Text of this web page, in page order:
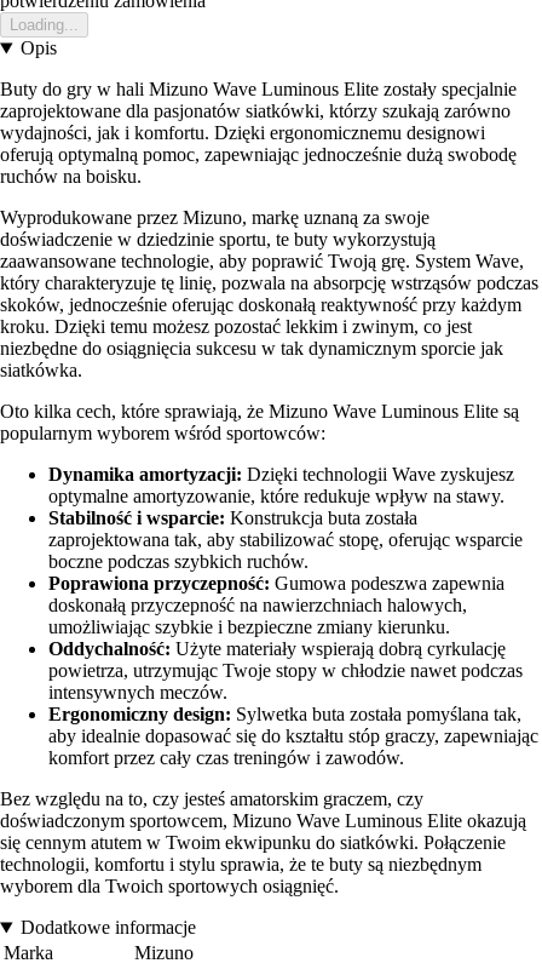
Loading...
Opis
Buty do gry w hali Mizuno Wave Luminous Elite zostały specjalnie
zaprojektowane dla pasjonatów siatkówki, którzy szukają zarówno
wydajności, jak i komfortu. Dzięki ergonomicznemu designowi
oferują optymalną pomoc, zapewniając jednocześnie dużą swobodę
ruchów na boisku.
Wyprodukowane przez Mizuno, markę uznaną za swoje
doświadczenie w dziedzinie sportu, te buty wykorzystują
zaawansowane technologie, aby poprawić Twoją grę. System Wave,
który charakteryzuje tę linię, pozwala na absorpcję wstrząsów podczas
skoków, jednocześnie oferując doskonałą reaktywność przy każdym
kroku. Dzięki temu możesz pozostać lekkim i zwinym, co jest
niezbędne do osiągnięcia sukcesu w tak dynamicznym sporcie jak
siatkówka.
Oto kilka cech, które sprawiają, że Mizuno Wave Luminous Elite są
popularnym wyborem wśród sportowców:
Dynamika amortyzacji: Dzięki technologii Wave zyskujesz
optymalne amortyzowanie, które redukuje wpływ na stawy.
Stabilność i wsparcie: Konstrukcja buta została
zaprojektowana tak, aby stabilizować stopę, oferując wsparcie
boczne podczas szybkich ruchów.
Poprawiona przyczepność: Gumowa podeszwa zapewnia
doskonałą przyczepność na nawierzchniach halowych,
umożliwiając szybkie i bezpieczne zmiany kierunku.
Oddychalność: Użyte materiały wspierają dobrą cyrkulację
powietrza, utrzymując Twoje stopy w chłodzie nawet podczas
intensywnych meczów.
Ergonomiczny design: Sylwetka buta została pomyślana tak,
aby idealnie dopasować się do kształtu stóp graczy, zapewniając
komfort przez cały czas treningów i zawodów.
Bez względu na to, czy jesteś amatorskim graczem, czy
doświadczonym sportowcem, Mizuno Wave Luminous Elite okazują
się cennym atutem w Twoim ekwipunku do siatkówki. Połączenie
technologii, komfortu i stylu sprawia, że te buty są niezbędnym
wyborem dla Twoich sportowych osiągnięć.
Dodatkowe informacje
Marka
Mizuno